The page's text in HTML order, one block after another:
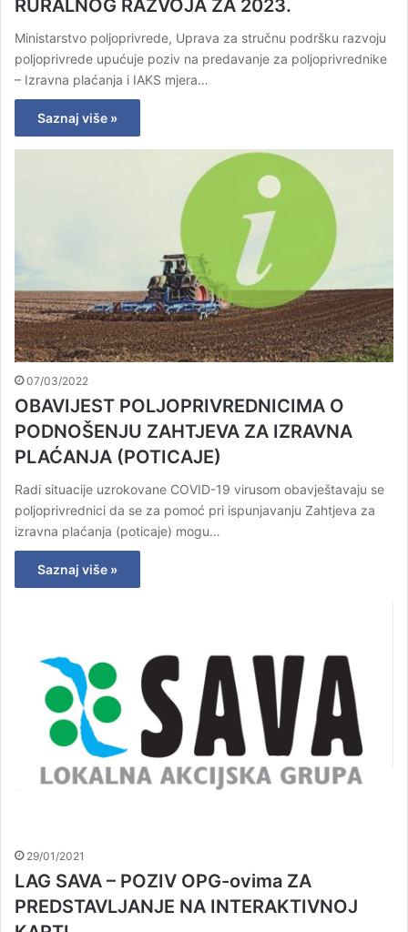
RURALNOG RAZVOJA ZA 2023.
Ministarstvo poljoprivrede, Uprava za stručnu podršku razvoju
poljoprivrede upućuje poziv na predavanje za poljoprivrednike
– Izravna plaćanja i IAKS mjera…
Saznaj više »
07/03/2022
OBAVIJEST POLJOPRIVREDNICIMA O
PODNOŠENJU ZAHTJEVA ZA IZRAVNA
PLAĆANJA (POTICAJE)
Radi situacije uzrokovane COVID-19 virusom obavještavaju se
poljoprivrednici da se za pomoć pri ispunjavanju Zahtjeva za
izravna plaćanja (poticaje) mogu…
Saznaj više »
29/01/2021
LAG SAVA – POZIV OPG-ovima ZA
PREDSTAVLJANJE NA INTERAKTIVNOJ